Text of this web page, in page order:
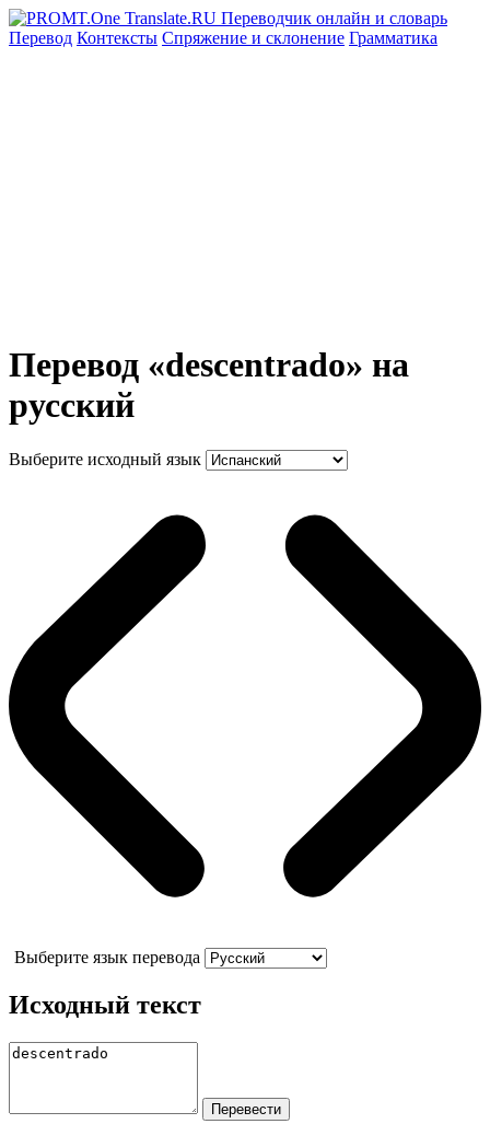
Перевод Контексты Спряжение и склонение Грамматика
Перевод «descentrado» на
русский
Выберите исходный язык
Выберите язык перевода
Исходный текст